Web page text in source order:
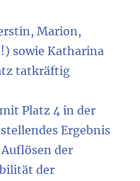
Marion,
sowie Katharina
tatkräftig
Platz 4 in der
Ergebnis
der
der